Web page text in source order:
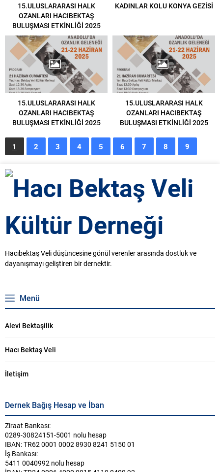
15.ULUSLARARASI HALK
OZANLARI HACIBEKTAŞ
BULUŞMASI ETKİNLİĞİ 2025
KADINLAR KOLU KONYA GEZİSİ
15.ULUSLARARASI HALK
OZANLARI HACIBEKTAŞ
BULUŞMASI ETKİNLİĞİ 2025
15.ULUSLARARASI HALK
OZANLARI HACIBEKTAŞ
BULUŞMASI ETKİNLİĞİ 2025
1 2 3 4 5 6 7 8 9
Hacıbektaş Veli düşüncesine gönül verenler arasında dostluk ve
dayanışmayı geliştiren bir dernektir.
Menü
Alevi Bektaşilik
Hacı Bektaş Veli
İletişim
Dernek Bağış Hesap ve İban
Ziraat Bankası:
0289-30824151-5001 nolu hesap
IBAN: TR62 0001 0002 8930 8241 5150 01
İş Bankası:
5411 0040992 nolu hesap